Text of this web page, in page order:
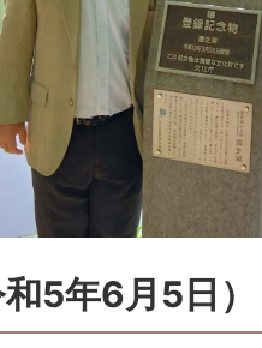
5年6月5日）